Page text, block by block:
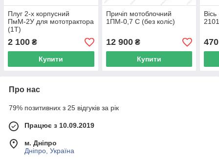
Плуг 2-х корпусний
ПмМ-2У для мототрактора
(1Т)
2 100 ₴
Купити
Причіп мотоблочний
1ПМ-0,7 С (без коліс)
12 900₴
Купити
470
Про нас
79% позитивних з 25 відгуків за рік
Працює з 10.09.2019
м. Дніпро
Дніпро, Україна